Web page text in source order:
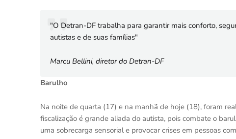
"O Detran-DF trabalha para garantir mais conforto,
autistas e de suas famílias"
Marcu Bellini, diretor do Detran-DF
Barulho
Na noite de quarta (17) e na manhã de hoje (18), foram
fiscalização é grande aliada do autista, pois combate o
uma sobrecarga sensorial e provocar crises em pessoas